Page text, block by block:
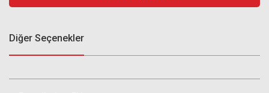
Diğer Seçenekler